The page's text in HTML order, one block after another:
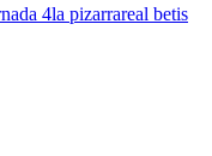
4la pizarrareal betis